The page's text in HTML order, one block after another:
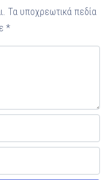
Τα υποχρεωτικά πεδία
*